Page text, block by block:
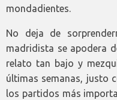
mondadientes.
No deja de
madridista se apodera
relato tan bajo y
últimas semanas, justo
los partidos más